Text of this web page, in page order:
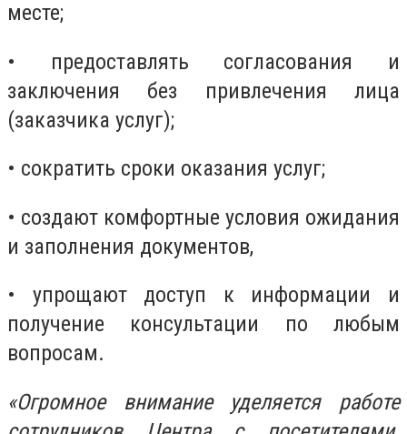
месте;
• предоставлять согласования и
заключения без привлечения лица
(заказчика услуг);
• сократить сроки оказания услуг;
• создают комфортные условия ожидания
и заполнения документов,
• упрощают доступ к информации и
получение консультации по любым
вопросам.
«Огромное внимание уделяется работе